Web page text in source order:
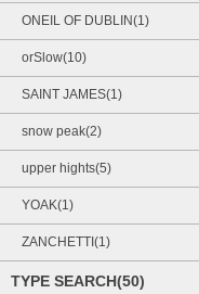
ONEIL OF DUBLIN(1)
orSlow(10)
SAINT JAMES(1)
snow peak(2)
upper hights(5)
YOAK(1)
ZANCHETTI(1)
TYPE SEARCH(50)